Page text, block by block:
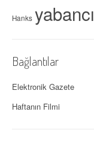
Hanks yabancı
Bağlantılar
Elektronik Gazete
Haftanın Filmi